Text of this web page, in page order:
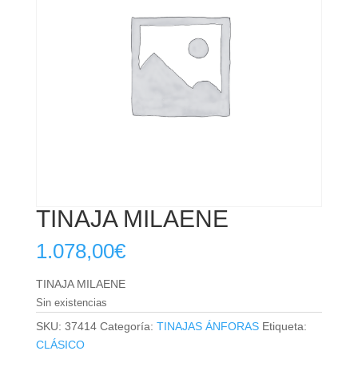
TINAJA MILAENE
1.078,00€
TINAJA MILAENE
Sin existencias
SKU: 37414 Categoría: TINAJAS ÁNFORAS Etiqueta:
CLÁSICO